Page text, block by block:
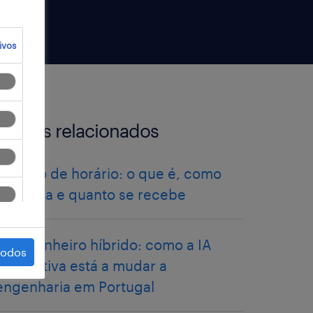
relacionados
de horário: o que é, como
e quanto se recebe
O engenheiro híbrido: como a IA
está a mudar a
em Portugal